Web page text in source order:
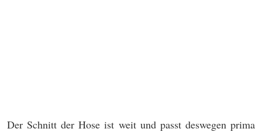
Der Schnitt der Hose ist weit und passt deswegen prima